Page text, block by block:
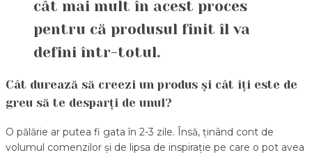
cât mai mult în acest proces
pentru că produsul finit îl va
defini într-totul.
Cât durează să creezi un produs și cât îți este de
greu să te desparți de unul?
O pălărie ar putea fi gata în 2-3 zile. Însă, ținând cont de
volumul comenzilor și de lipsa de inspirație pe care o pot avea